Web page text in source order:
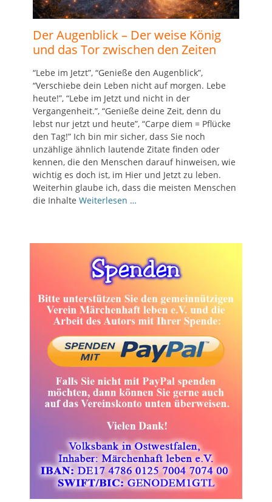
Der Augenblick – Der weise König
und das Tor zwischen den Zeiten
“Lebe im Jetzt”, “Genieße den Augenblick”,
“Verschiebe dein Leben nicht auf morgen. Lebe
heute!”, “Lebe im Jetzt und nicht in der
Vergangenheit.”, “Genieße deine Zeit, denn du
lebst nur jetzt und heute”, “Carpe diem = Pflücke
den Tag!” Ich bin mir sicher, dass Sie noch
unzählige ähnlich lautende Zitate finden oder
kennen, die den Menschen darauf hinweisen, wie
wichtig es doch ist, im Hier und Jetzt zu leben.
Weiterhin glaube ich, dass die meisten Menschen
die Inhalte Weiterlesen …